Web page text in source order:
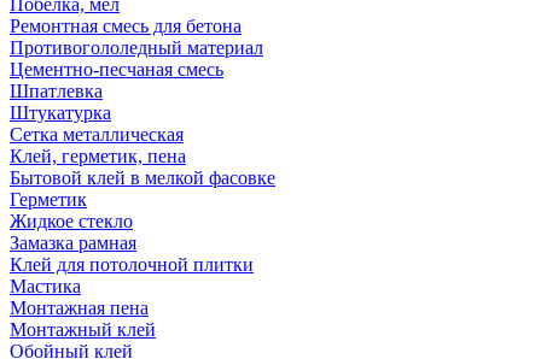
Побелка, мел
Ремонтная смесь для бетона
Противогололедный материал
Цементно-песчаная смесь
Шпатлевка
Штукатурка
Сетка металлическая
Клей, герметик, пена
Бытовой клей в мелкой фасовке
Герметик
Жидкое стекло
Замазка рамная
Клей для потолочной плитки
Мастика
Монтажная пена
Монтажный клей
Обойный клей